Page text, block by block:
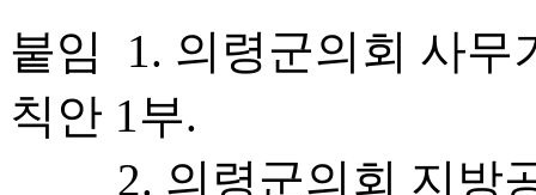
붙임 1. 의령군의회 사무
칙안 1부.
2. 의령군의회 지방공